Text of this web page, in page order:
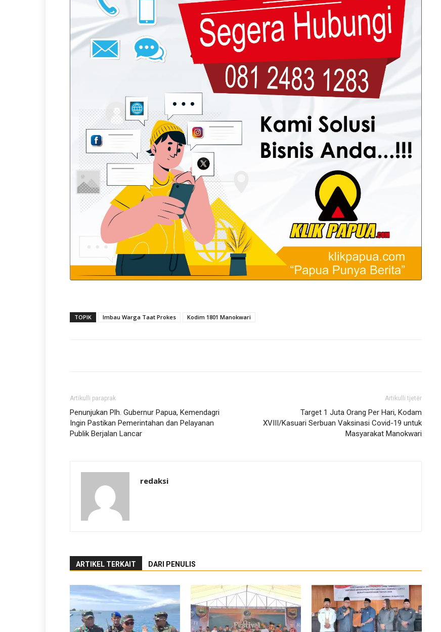
TOPIK Imbau Warga Taat Prokes Kodim 1801 Manokwari
Artikulli paraprak
Penunjukan Plh. Gubernur Papua, Kemendagri
Ingin Pastikan Pemerintahan dan Pelayanan
Publik Berjalan Lancar
Artikulli tjetër
Target 1 Juta Orang Per Hari, Kodam
XVIII/Kasuari Serbuan Vaksinasi Covid-19 untuk
Masyarakat Manokwari
redaksi
ARTIKEL TERKAIT DARI PENULIS